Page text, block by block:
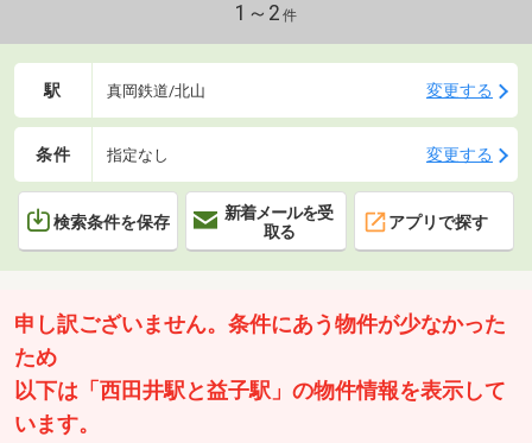
1～2 件
駅 真岡鉄道/北山 変更する
条件 指定なし 変更する
検索条件を保存
新着メールを受
取る
アプリで探す
申し訳ございません。条件にあう物件が少なかった
ため
以下は「西田井駅と益子駅」の物件情報を表示して
います。